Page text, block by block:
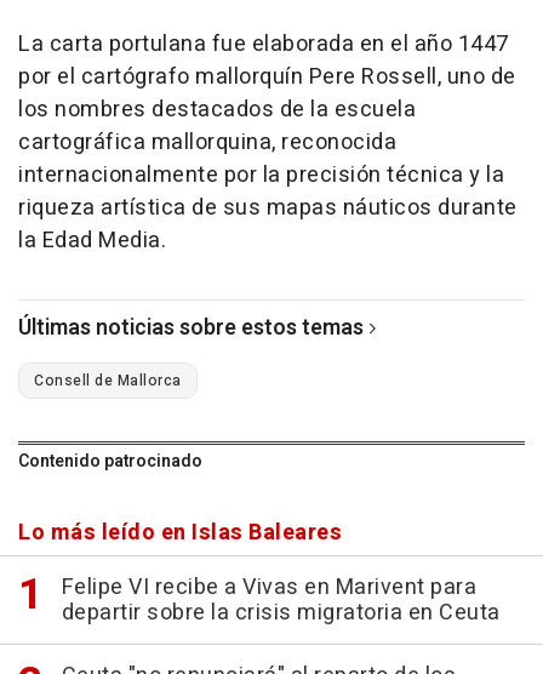
La carta portulana fue elaborada en el año 1447
por el cartógrafo mallorquín Pere Rossell, uno de
los nombres destacados de la escuela
cartográfica mallorquina, reconocida
internacionalmente por la precisión técnica y la
riqueza artística de sus mapas náuticos durante
la Edad Media.
Últimas noticias sobre estos temas
Consell de Mallorca
Contenido patrocinado
Lo más leído en Islas Baleares
Felipe VI recibe a Vivas en Marivent para
departir sobre la crisis migratoria en Ceuta